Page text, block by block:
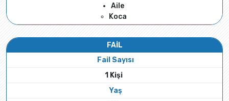
Aile
Koca
FAİL
Fail Sayısı
1 Kişi
Yaş